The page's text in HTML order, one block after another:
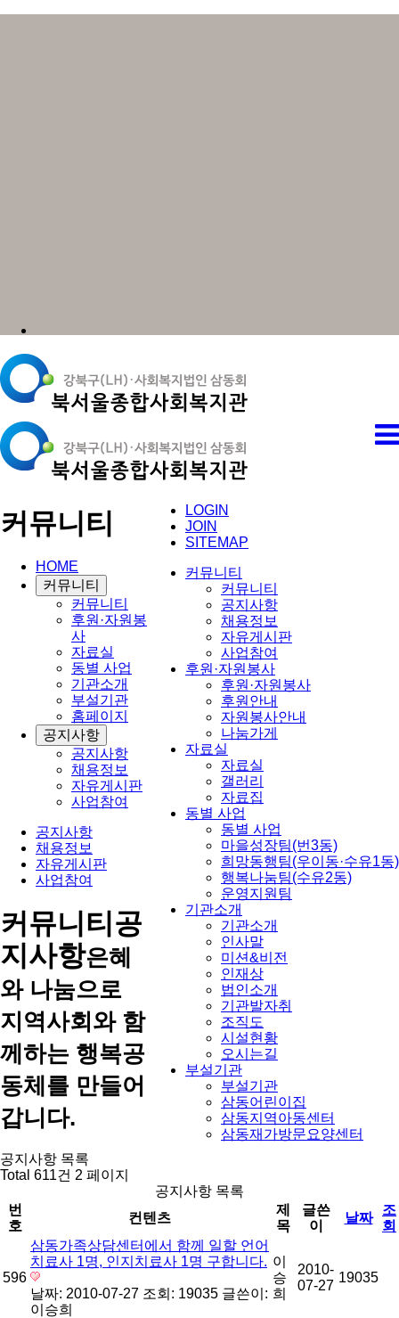
LOGIN
JOIN
SITEMAP
커뮤니티
커뮤니티
공지사항
채용정보
자유게시판
사업참여
후원·자원봉사
후원·자원봉사
후원안내
자원봉사안내
나눔가게
자료실
자료실
갤러리
자료집
동별 사업
동별 사업
마을성장팀(번3동)
희망동행팀(우이동·수유1동)
행복나눔팀(수유2동)
운영지원팀
기관소개
기관소개
인사말
미션&비전
인재상
법인소개
기관발자취
조직도
시설현황
오시는길
부설기관
부설기관
삼동어린이집
삼동지역아동센터
삼동재가방문요양센터
커뮤니티
HOME
커뮤니티
커뮤니티
후원·자원봉
사
자료실
동별 사업
기관소개
부설기관
홈페이지
공지사항
공지사항
채용정보
자유게시판
사업참여
공지사항
채용정보
자유게시판
사업참여
커뮤니티공
지사항은혜
와 나눔으로
지역사회와 함
께하는 행복공
동체를 만들어
갑니다.
공지사항 목록
Total 611건 2 페이지
공지사항 목록
번
호
컨텐츠
제
목
글쓴
이
날짜
조
회
596
삼동가족상담센터에서 함께 일할 언어
치료사 1명, 인지치료사 1명 구합니다.
날짜: 2010-07-27 조회: 19035 글쓴이:
이승희
이
승
희
2010-
07-27
19035